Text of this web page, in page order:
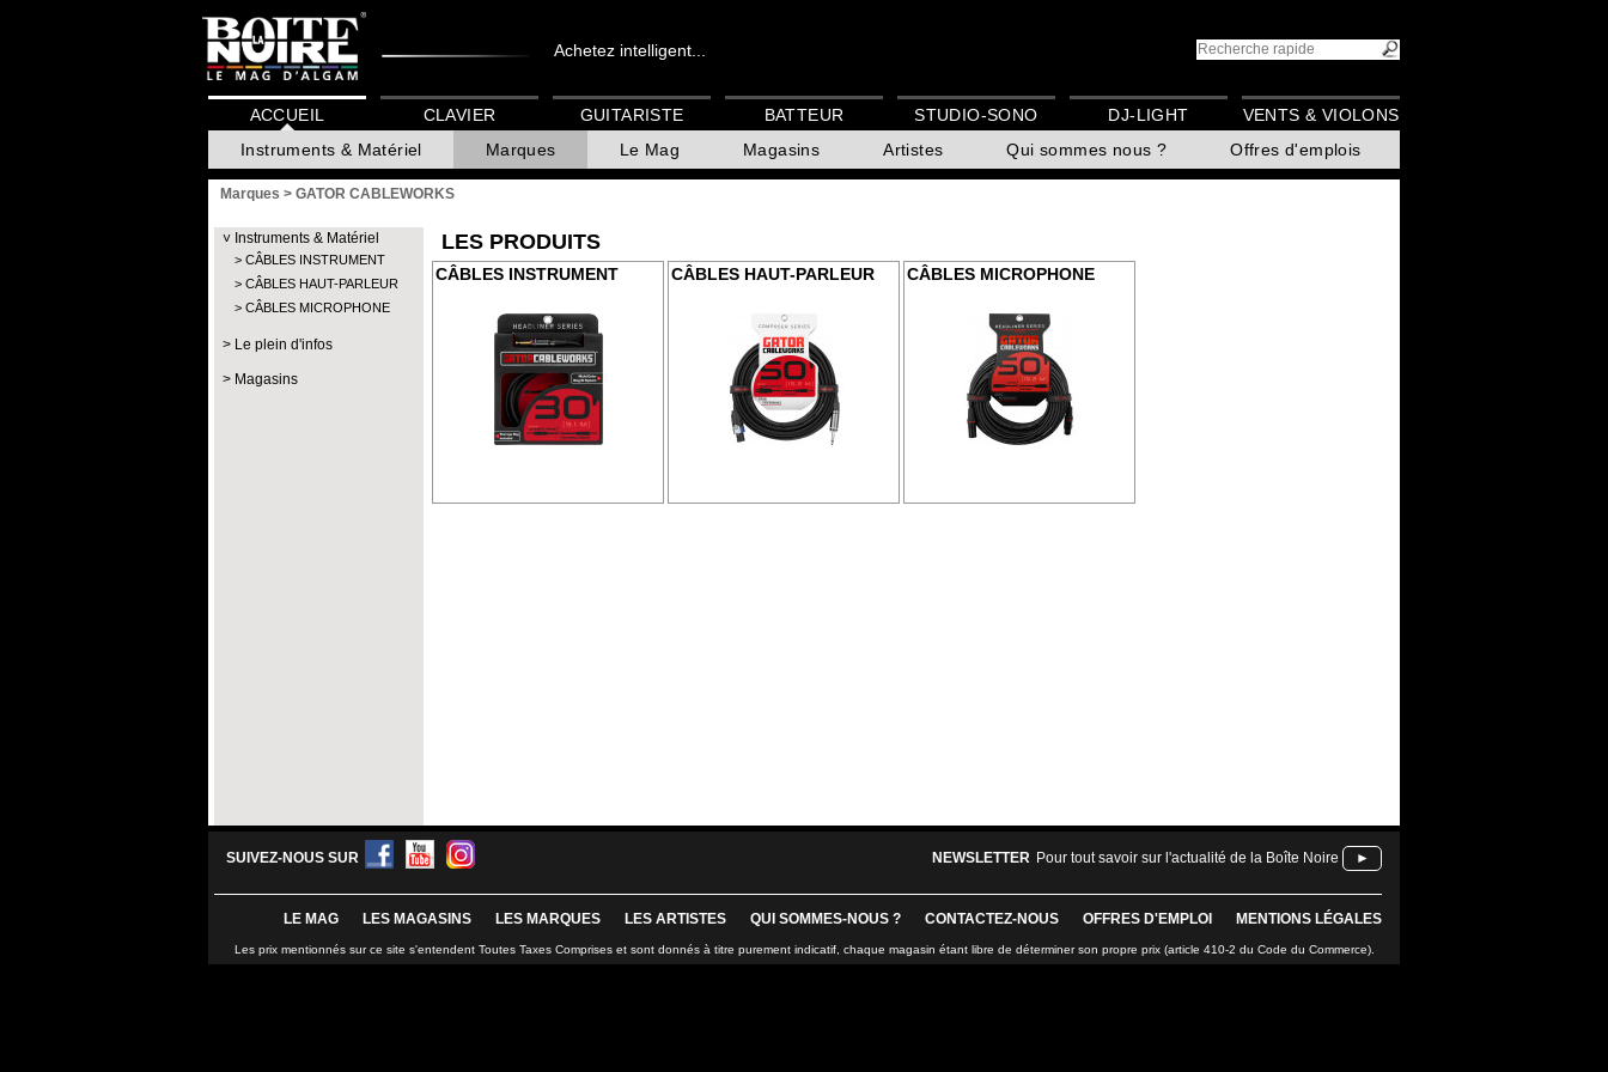
Achetez intelligent...
ACCUEIL
Instruments & Matériel
Marques Le Mag Magasins Artistes Qui sommes nous ? Offres d'emplois
CLAVIER GUITARISTE BATTEUR STUDIO-SONO DJ-LIGHT VENTS & VIOLONS
Marques > GATOR CABLEWORKS
Instruments & Matériel
CÂBLES INSTRUMENT
CÂBLES HAUT-PARLEUR
CÂBLES MICROPHONE
Le plein d'infos
Magasins
LES PRODUITS
CÂBLES INSTRUMENT CÂBLES HAUT-PARLEUR CÂBLES MICROPHONE
SUIVEZ-NOUS SUR NEWSLETTER Pour tout savoir sur l'actualité de la Boîte Noire ►
LE MAG LES MAGASINS LES MARQUES LES ARTISTES QUI SOMMES-NOUS ? CONTACTEZ-NOUS OFFRES D'EMPLOI MENTIONS LÉGALES
Les prix mentionnés sur ce site s'entendent Toutes Taxes Comprises et sont donnés à titre purement indicatif, chaque magasin étant libre de déterminer son propre prix (article 410-2 du Code du Commerce).